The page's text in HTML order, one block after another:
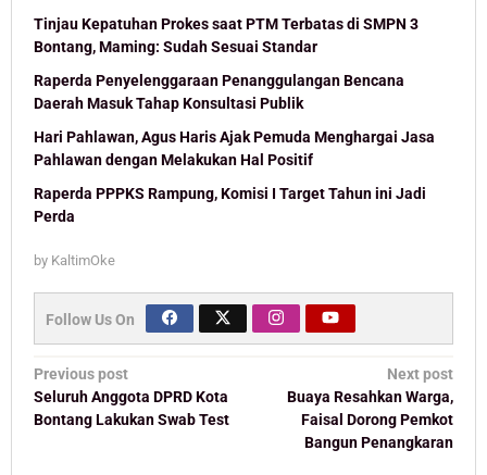
Tinjau Kepatuhan Prokes saat PTM Terbatas di SMPN 3
Bontang, Maming: Sudah Sesuai Standar
Raperda Penyelenggaraan Penanggulangan Bencana
Daerah Masuk Tahap Konsultasi Publik
Hari Pahlawan, Agus Haris Ajak Pemuda Menghargai Jasa
Pahlawan dengan Melakukan Hal Positif
Raperda PPPKS Rampung, Komisi I Target Tahun ini Jadi
Perda
by KaltimOke
Follow Us On
Post
navigation
Previous post
Seluruh Anggota DPRD Kota
Bontang Lakukan Swab Test
Next post
Buaya Resahkan Warga,
Faisal Dorong Pemkot
Bangun Penangkaran